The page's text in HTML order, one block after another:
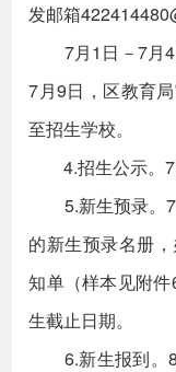
发邮箱
7月1日－7月4
7月9日，区教育
至招生学校。
4.招生公示。7
5.新生预录。7
的新生预录名册
知单（样本见附
生截止日期。
6.新生报到。8